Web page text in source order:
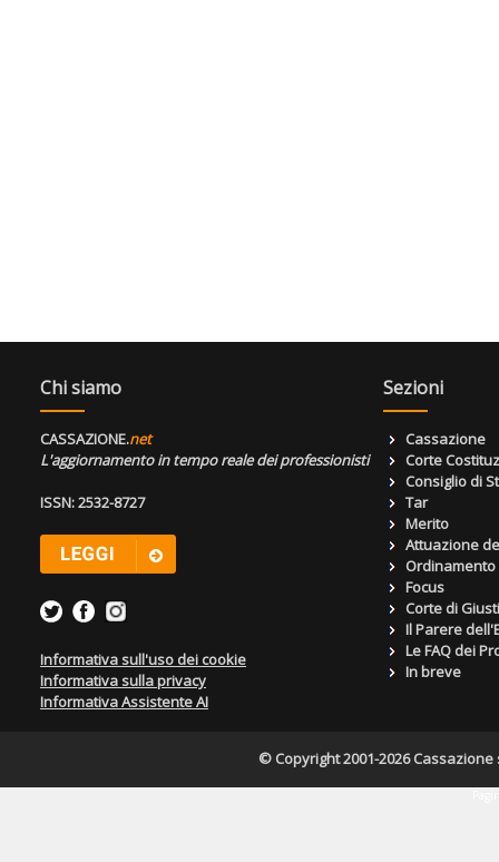
Chi siamo
CASSAZIONE.net
L'aggiornamento in tempo reale dei professionisti
ISSN: 2532-8727
Informativa sull'uso dei cookie
Informativa sulla privacy
Informativa Assistente AI
Sezioni
Cassazione
Corte
Consiglio di
Tar
Merito
Attuazione
Focus
Corte di
Il Parere
Le FAQ dei
In breve
© Copyright 2001-2026 Cassazione